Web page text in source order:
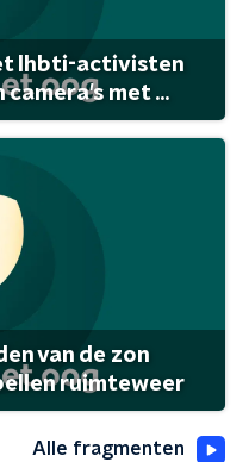
lhbti-activisten
met ...
van de zon
ruimteweer
Alle fragmenten